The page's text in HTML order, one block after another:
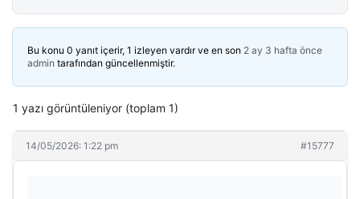
Bu konu 0 yanıt içerir, 1 izleyen vardır ve en son 2 ay 3 hafta önce
admin tarafından güncellenmiştir.
1 yazı görüntüleniyor (toplam 1)
14/05/2026: 1:22 pm #15777